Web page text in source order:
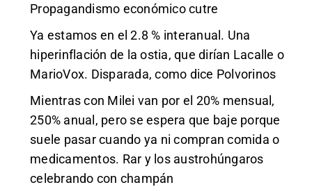
Propagandismo económico cutre
Ya estamos en el 2.8 % interanual. Una
hiperinflación de la ostia, que dirían Lacalle o
MarioVox. Disparada, como dice Polvorinos
Mientras con Milei van por el 20% mensual,
250% anual, pero se espera que baje porque
suele pasar cuando ya ni compran comida o
medicamentos. Rar y los austrohúngaros
celebrando con champán